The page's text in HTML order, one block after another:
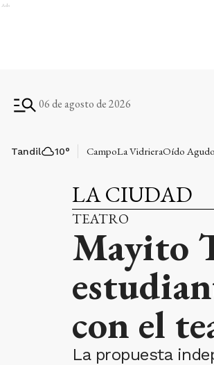
Ads
06 de agosto de 2026
Tandil 10° CampoLa VidrieraOído
LA CIUDAD
TEATRO
Mayito
con el
La propuesta